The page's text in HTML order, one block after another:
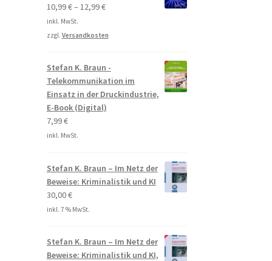
10,99€– 12,99€
inkl. MwSt.
zzgl. Versandkosten
Stefan K. Braun -
Telekommunikation im
Einsatz in der Druckindustrie,
E-Book (Digital)
7,99€
inkl. MwSt.
Stefan K. Braun – Im Netz der
Beweise: Kriminalistik und KI
30,00€
inkl. 7 % MwSt.
Stefan K. Braun – Im Netz der
Beweise: Kriminalistik und KI,